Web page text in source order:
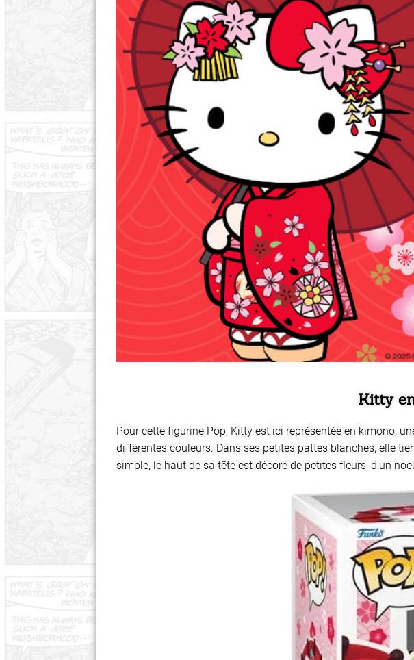
Kitty
Pour cette figurine Pop, Kitty est ici représentée en kimono,
différentes couleurs. Dans ses petites pattes blanches, elle
simple, le haut de sa tête est décoré de petites fleurs, d'un